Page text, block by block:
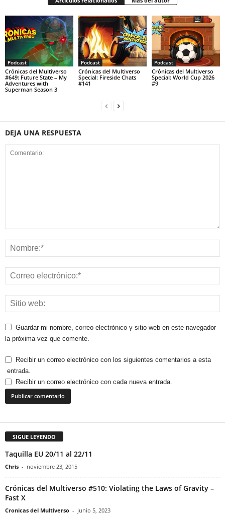
Podcast
Crónicas del Multiverso
#649: Future State – My
Adventures with
Superman Season 3
Podcast
Crónicas del Multiverso
Special: Fireside Chats
#141
Podcast
Crónicas del Multiverso
Special: World Cup 2026
#9
DEJA UNA RESPUESTA
Guardar mi nombre, correo electrónico y sitio web en este navegador
la próxima vez que comente.
Recibir un correo electrónico con los siguientes comentarios a esta
entrada.
Recibir un correo electrónico con cada nueva entrada.
SIGUE LEYENDO
Taquilla EU 20/11 al 22/11
Chris - noviembre 23, 2015
Crónicas del Multiverso #510: Violating the Laws of Gravity –
Fast X
Cronicas del Multiverso - junio 5, 2023